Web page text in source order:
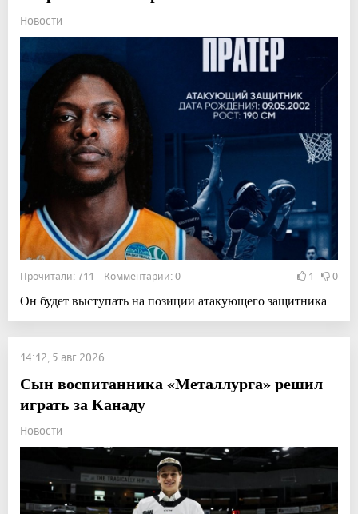
Новости
Прочитали: 711 Комментарии: 0 1 0
Он будет выступать на позиции атакующего защитника
14:12, 5 авг 2026
Сын воспитанника «Металлурга» решил
играть за Канаду
Новости